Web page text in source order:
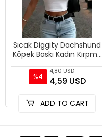
Sıcak Diggity Dachshund
Köpek Baskı Kadın Kırpma
Yüksek Elastik Üstler Se
%4
4,80 USD
4,59 USD
ADD TO CART